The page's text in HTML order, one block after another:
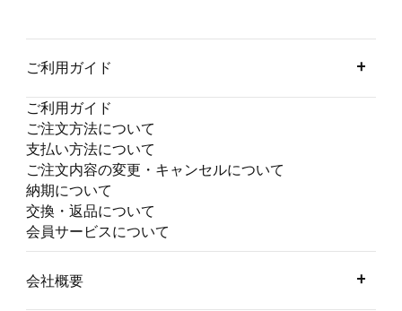
ご利用ガイド
ご利用ガイド
ご注文方法について
支払い方法について
ご注文内容の変更・キャンセルについて
納期について
交換・返品について
会員サービスについて
会社概要